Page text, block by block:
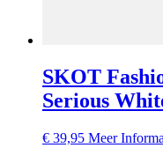
SKOT
Serious
€ 39,95 Meer